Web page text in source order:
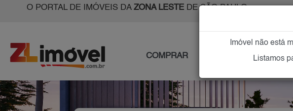
O PORTAL DE IMÓVEIS DA ZONA LESTEDE SÃO PAULO
COMPRAR IMÓVEIS
Imóvel não está
Listamos